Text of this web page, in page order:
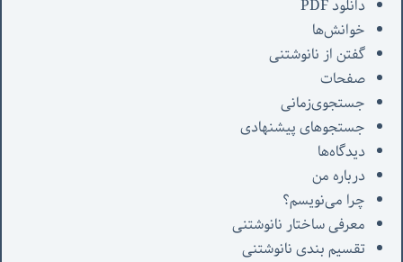
دانلود PDF
خوانش‌ها
گفتن از نانوشتنی
صفحات
جستجوی‌زمانی
جستجوهای پیشنهادی
دیدگاه‌ها
درباره من
چرا می‌نویسم؟
معرفی‌ ساختار نانوشتنی
تقسیم بندی نانوشتنی